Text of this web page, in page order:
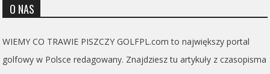
O NAS
WIEMY CO TRAWIE PISZCZY GOLFPL.com to największy portal
golfowy w Polsce redagowany. Znajdziesz tu artykuły z czasopisma